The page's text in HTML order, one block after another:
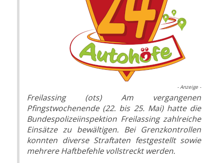
- Anzeige -
Freilassing (ots) Am vergangenen
Pfingstwochenende (22. bis 25. Mai) hatte die
Bundespolizeiinspektion Freilassing zahlreiche
Einsätze zu bewältigen. Bei Grenzkontrollen
konnten diverse Straftaten festgestellt sowie
mehrere Haftbefehle vollstreckt werden.